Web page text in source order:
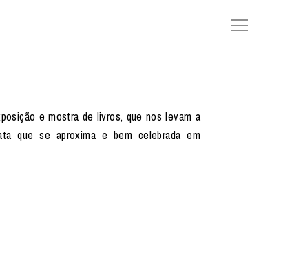
e mostra de livros, que nos levam a
que se aproxima e bem celebrada em